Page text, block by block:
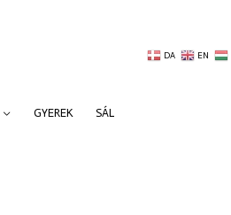
DA EN
GYEREK SÁL